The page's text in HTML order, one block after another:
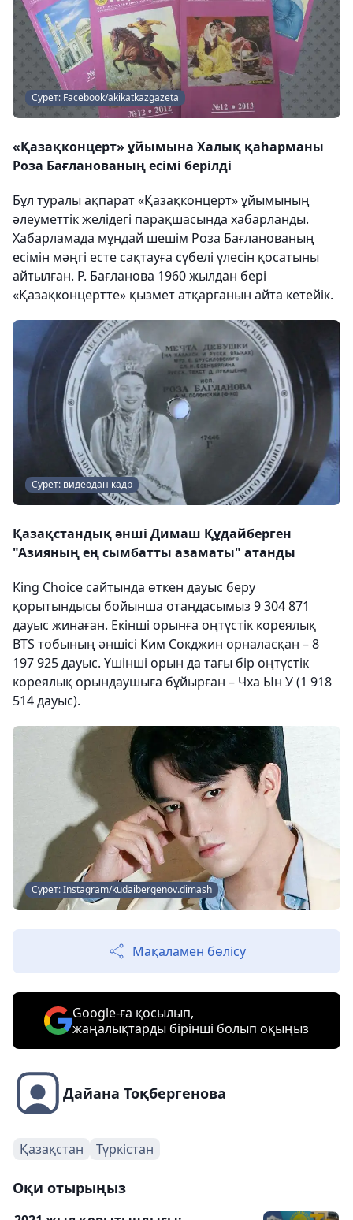
Сурет: Facebook/akikatkazgazeta
«Қазақконцерт» ұйымына Халық қаһарманы
Роза Бағланованың есімі берілді
Бұл туралы ақпарат «Қазақконцерт» ұйымының
әлеуметтік желідегі парақшасында хабарланды.
Хабарламада мұндай шешім Роза Бағланованың
есімін мәңгі есте сақтауға сүбелі үлесін қосатыны
айтылған. Р. Бағланова 1960 жылдан бері
«Қазақконцертте» қызмет атқарғанын айта кетейік.
Cурет: видеодан кадр
Қазақстандық әнші Димаш Құдайберген
"Азияның ең сымбатты азаматы" атанды
King Choice сайтында өткен дауыс беру
қорытындысы бойынша отандасымыз 9 304 871
дауыс жинаған. Екінші орынға оңтүстік кореялық
BTS тобының әншісі Ким Сокджин орналасқан – 8
197 925 дауыс. Үшінші орын да тағы бір оңтүстік
кореялық орындаушыға бұйырған – Чха Ын У (1 918
514 дауыс).
Сурет: Instagram/kudaibergenov.dimash
Мақаламен бөлісу
Google-ға қосылып,
жаңалықтарды бірінші болып оқыңыз
Дайана Тоқбергенова
Қазақстан Түркістан
Оқи отырыңыз